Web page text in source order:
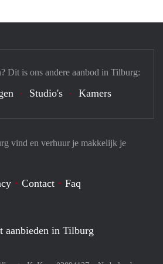
vind en verhuur je makkelijk je
Contact
Faq
aanbieden in Tilburg
Dit is ons andere aanbod in Tilburg:
Studio's Kamers